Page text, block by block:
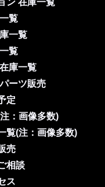
覧
一覧
覧
庫一覧
ーツ販売
定
：画像多数)
覧(注：画像多数)
売
相談
ス